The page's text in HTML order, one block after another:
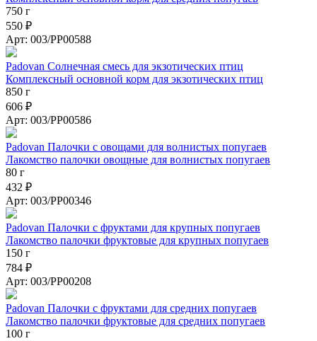
750 г
550 ₽
Арт: 003/PP00588
Padovan Солнечная смесь для экзотических птиц
Комплексный основной корм для экзотических птиц
850 г
606 ₽
Арт: 003/PP00586
Padovan Палочки с овощами для волнистых попугаев
Лакомство палочки овощные для волнистых попугаев
80 г
432 ₽
Арт: 003/PP00346
Padovan Палочки с фруктами для крупных попугаев
Лакомство палочки фруктовые для крупных попугаев
150 г
784 ₽
Арт: 003/PP00208
Padovan Палочки с фруктами для средних попугаев
Лакомство палочки фруктовые для средних попугаев
100 г